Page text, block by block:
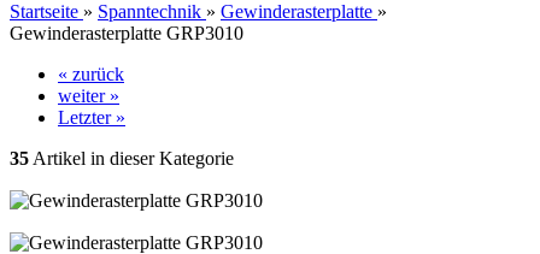
Startseite » Spanntechnik » Gewinderasterplatte »
Gewinderasterplatte GRP3010
« zurück
weiter »
Letzter »
35 Artikel in dieser Kategorie